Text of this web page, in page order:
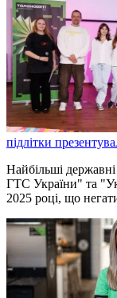
підлітки
Найбільші
ГТС України" та
2025 році, що